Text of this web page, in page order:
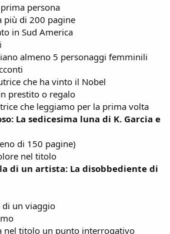
persona
più di 200 pagine
in Sud America
almeno 5 personaggi femminili
che ha vinto il Nobel
prestito o regalo
che leggiamo per la prima volta
La sedicesima luna di K. Garcia e
di 150 pagine)
nel titolo
di un artista: La disobbediente di
di un viaggio
nel titolo un punto interrogativo